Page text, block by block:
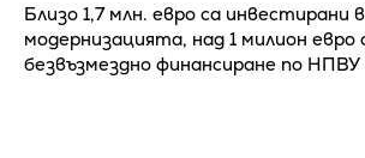
Близо 1,7 млн. евро са инвестирани в
модернизацията, над 1 милион
безвъзмездно финансиране по НПВУ